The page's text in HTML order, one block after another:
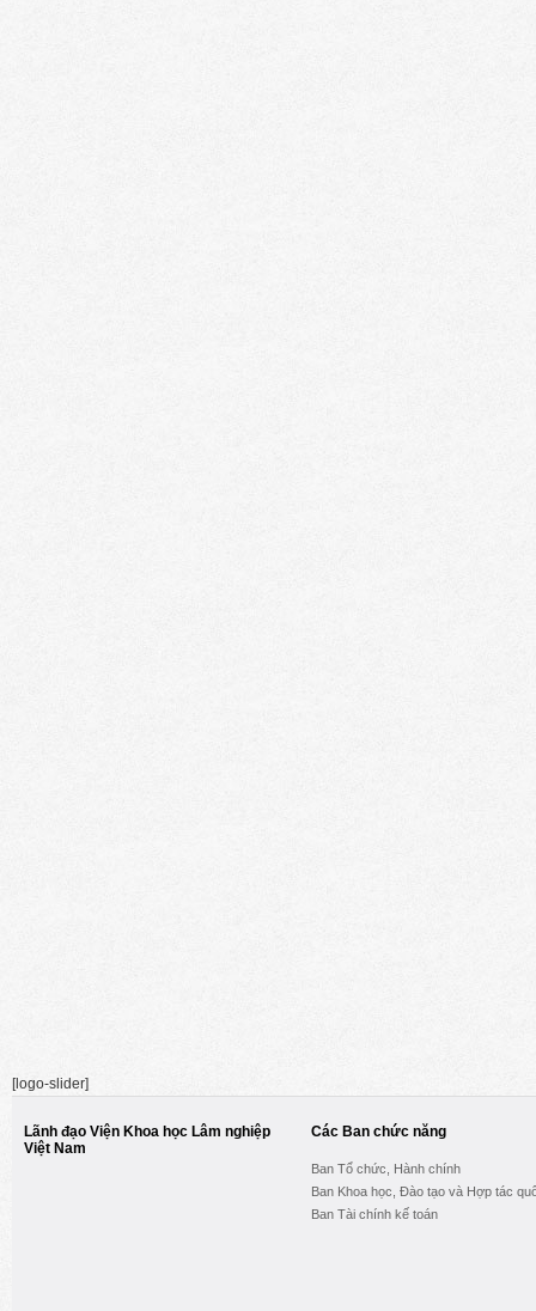
[logo-slider]
Lãnh đạo Viện Khoa học Lâm nghiệp
Việt Nam
Các Ban chức năng
Ban Tổ chức, Hành chính
Ban Khoa học, Đào tạo và Hợp tác
Ban Tài chính kế toán